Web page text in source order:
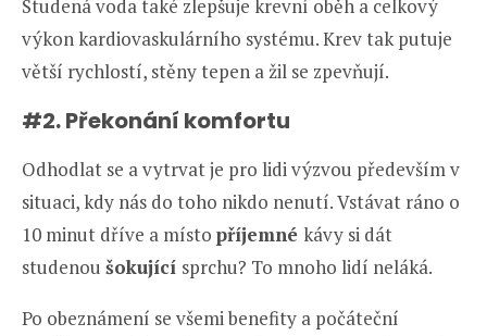
Studená voda také zlepšuje krevní oběh a celkový
výkon kardiovaskulárního systému. Krev tak putuje
větší rychlostí, stěny tepen a žil se zpevňují.
#2. Překonání komfortu
Odhodlat se a vytrvat je pro lidi výzvou především v
situaci, kdy nás do toho nikdo nenutí. Vstávat ráno o
10 minut dříve a místo příjemné kávy si dát
studenou šokující sprchu? To mnoho lidí neláká.
Po obeznámení se všemi benefity a počáteční